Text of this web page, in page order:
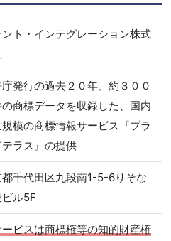
ト・インテグレーション株式
発行の過去２０年、約３００
商標データを収録した、国内
模の商標情報サービス『ブラ
テラス』の提供
千代田区九段南1-5-6りそな
ル5F
ビスは商標権等の知的財産権